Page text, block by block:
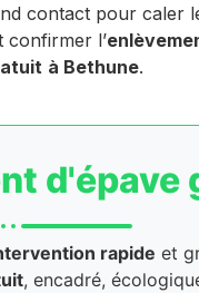
contact pour caler
confirmer l’
à Bethune.
d'épave
rapide et
, encadré,